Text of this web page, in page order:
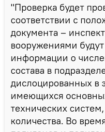
"Проверка будет
соответствии с
документа –
вооружениями
информации о
состава в
дислоцированных в
имеющихся
технических
количества. Во